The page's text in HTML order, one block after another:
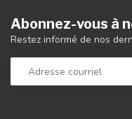
Abonnez-vous à
Restez informé de nos